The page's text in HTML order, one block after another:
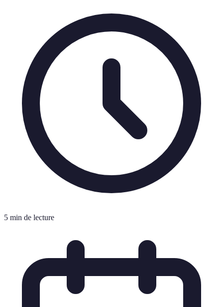
5 min de lecture